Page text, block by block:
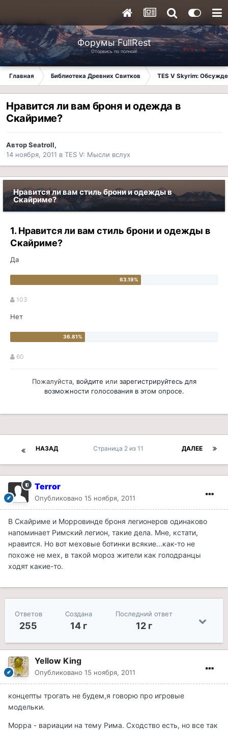
Форумы FullRest
Оторвись по полной!
Главная Библиотека Древних Свитков TES V Skyrim:
Нравится ли вам броня и одежда в
Скайриме?
АвторSeatroll,
14 ноября, 2011 в TES V: Мысли вслух
Нравится ли вам стиль брони и одежды в
Скайриме?
1. Нравится ли вам стиль брони и одежды в
Скайриме?
Да
103
Нет
60
Пожалуйста, войдите или зарегистрируйтесьдля
возможности голосования в этом опросе.
НАЗАД ДАЛЕЕ
Страница 2 из 11
Terror
Опубликовано 15 ноября, 2011
В Скайриме и Морровинде броня легионеров одинаково
напоминает Римский легион, такие дела. Мне, кстати,
нравится. Но вот меховые ботинки всякие...как-то не
похоже не мех, в такой мороз жители как голодранцы
ходят какие-то.
Ответов
255
Создана
14 г
Последний ответ
12 г
Yellow King
Опубликовано 15 ноября, 2011
концепты трогать не будем,я говорю про игровые
модельки.
Морра - вариации на тему Рима. Сходство есть, но все так